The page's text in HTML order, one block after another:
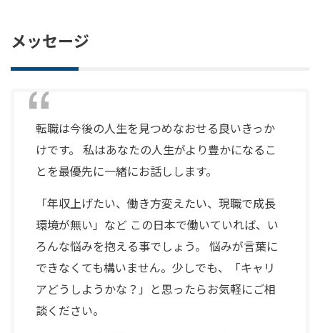
メッセージ
転職は今後の人生を見つめなおせる良いきっか
けです。 私はあなたの人生がより豊かになるこ
とを最優先に一緒にお話しします。
「年収上げたい、働き方変えたい、現職で成長
環境が無い」など この日本で働いていれば、い
ろんな悩みを抱える事でしょう。 悩みが言葉に
できなくても構いません。少しでも、「キャリ
アどうしようかな？」と思ったらお気軽にご相
談ください。